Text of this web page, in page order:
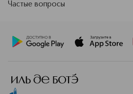
Частые вопросы